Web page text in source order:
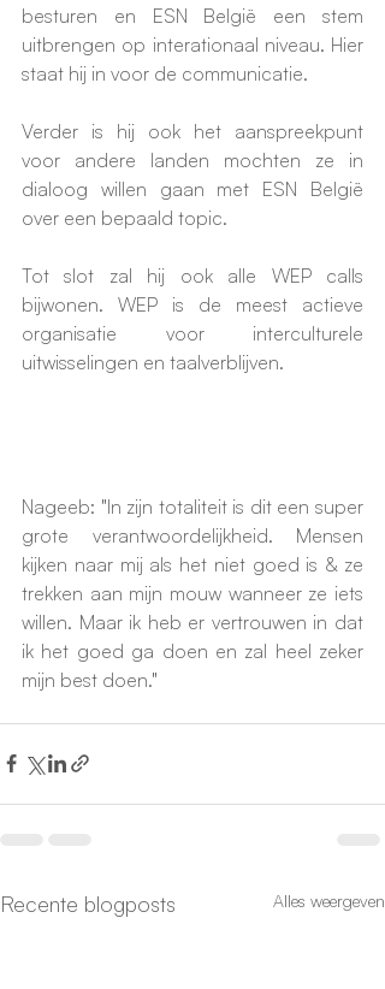
besturen en ESN België een stem
uitbrengen op interationaal niveau. Hier
staat hij in voor de communicatie.
Verder is hij ook het aanspreekpunt
voor andere landen mochten ze in
dialoog willen gaan met ESN België
over een bepaald topic.
Tot slot zal hij ook alle WEP calls
bijwonen. WEP is de meest actieve
organisatie voor interculturele
uitwisselingen en taalverblijven.
Nageeb: "In zijn totaliteit is dit een super
grote verantwoordelijkheid. Mensen
kijken naar mij als het niet goed is & ze
trekken aan mijn mouw wanneer ze iets
willen. Maar ik heb er vertrouwen in dat
ik het goed ga doen en zal heel zeker
mijn best doen."
Recente blogposts Alles weergeven